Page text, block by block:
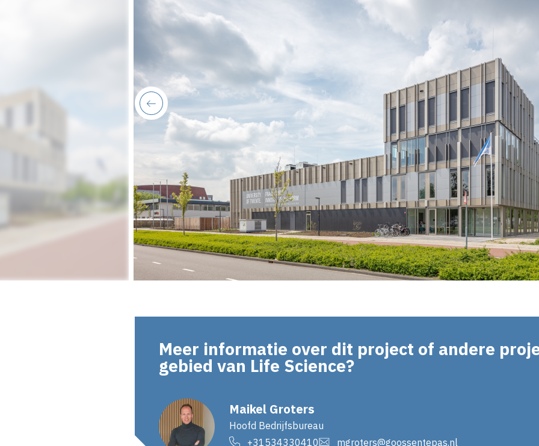
previous
Meer informatie over dit project of andere
gebied van Life Science?
Maikel Groters
Hoofd Bedrijfsbureau
+31534330410
mgroters@goossentepas.nl